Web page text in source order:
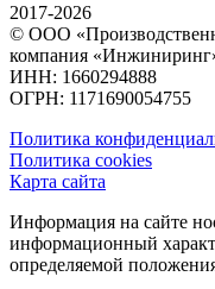
2017-2026
© ООО
компания
ИНН: 1660294888
ОГРН: 1171690054755
Политика
Политика cookies
Карта сайта
Информация на сайте
информационный
определяемой